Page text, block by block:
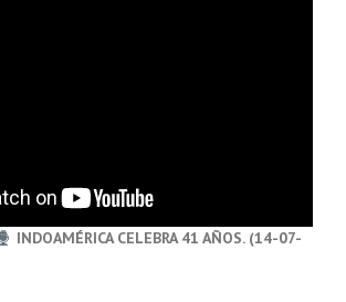
INDOAMÉRICA CELEBRA 41 AÑOS. (14-07-